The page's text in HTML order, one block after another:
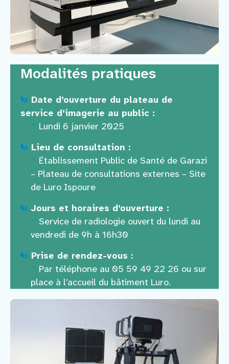
Modalités pratiques
Date d’ouverture du plateau de
service d’imagerie au public :
Lundi 6 janvier 2025
Lieu de consultation :
Établissement Public de Santé de Garazi
– Plateau de consultations externes – Site
de Luro Ispoure
Jours et horaires d’ouverture :
Service de radiologie ouvert du lundi au
vendredi de 9h à 16h30
Prise de rendez-vous :
Par téléphone au 05 59 49 22 26 ou sur
place à l’accueil du bâtiment Luro.